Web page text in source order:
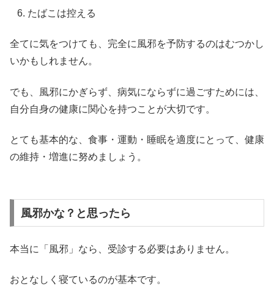
たばこは控える
全てに気をつけても、完全に風邪を予防するのはむつかし
いかもしれません。
でも、風邪にかぎらず、病気にならずに過ごすためには、
自分自身の健康に関心を持つことが大切です。
とても基本的な、食事・運動・睡眠を適度にとって、健康
の維持・増進に努めましょう。
風邪かな？と思ったら
本当に「風邪」なら、受診する必要はありません。
おとなしく寝ているのが基本です。